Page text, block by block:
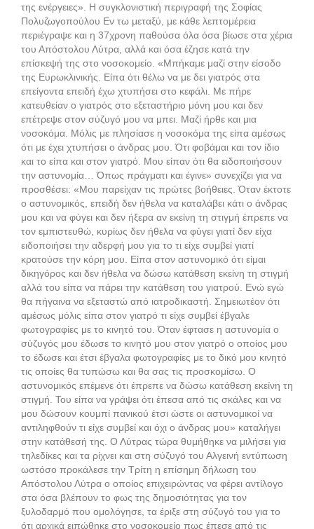
της ενέργειες». Η συγκλονιστική περιγραφή της Σοφίας
Πολυζωγοπούλου Εν τω μεταξύ, με κάθε λεπτομέρεια
περιέγραψε και η 37χρονη παθούσα όλα όσα βίωσε στα χέρια
του Απόστολου Λύτρα, αλλά και όσα έζησε κατά την
επίσκεψή της στο νοσοκομείο. «Μπήκαμε μαζί στην είσοδο
της Ευρωκλινικής. Είπα ότι θέλω να με δει γιατρός στα
επείγοντα επειδή έχω χτυπήσει στο κεφάλι. Με πήρε
κατευθείαν ο γιατρός στο εξεταστήριο μόνη μου και δεν
επέτρεψε στον σύζυγό μου να μπει. Μαζί ήρθε και μια
νοσοκόμα. Μόλις με πλησίασε η νοσοκόμα της είπα αμέσως
ότι με έχει χτυπήσει ο άνδρας μου. Ότι φοβάμαι και τον ίδιο
και το είπα και στον γιατρό. Μου είπαν ότι θα ειδοποιήσουν
την αστυνομία… Όπως πράγματι και έγινε» συνεχίζει για να
προσθέσει: «Μου παρείχαν τις πρώτες βοήθειες. Όταν έκτοτε
ο αστυνομικός, επειδή δεν ήθελα να καταλάβει κάτι ο άνδρας
μου και να φύγει και δεν ήξερα αν εκείνη τη στιγμή έπρεπε να
τον εμπιστευθώ, κυρίως δεν ήθελα να φύγει γιατί δεν είχα
ειδοποιήσει την αδερφή μου για το τι είχε συμβεί γιατί
κρατούσε την κόρη μου. Είπα στον αστυνομικό ότι είμαι
δικηγόρος και δεν ήθελα να δώσω κατάθεση εκείνη τη στιγμή
αλλά του είπα να πάρει την κατάθεση του γιατρού. Ενώ εγώ
θα πήγαινα να εξεταστώ από ιατροδικαστή. Σημειωτέον ότι
αμέσως μόλις είπα στον γιατρό τι είχε συμβεί έβγαλε
φωτογραφίες με το κινητό του. Όταν έφτασε η αστυνομία ο
σύζυγός μου έδωσε το κινητό μου στον γιατρό ο οποίος μου
το έδωσε και έτσι έβγαλα φωτογραφίες με το δικό μου κινητό
τις οποίες θα τυπώσω και θα σας τις προσκομίσω. Ο
αστυνομικός επέμενε ότι έπρεπε να δώσω κατάθεση εκείνη τη
στιγμή. Του είπα να γράψει ότι έπεσα από τις σκάλες και να
μου δώσουν κουμπί πανικού έτσι ώστε οι αστυνομικοί να
αντιληφθούν τι είχε συμβεί και όχι ο άνδρας μου» καταλήγει
στην κατάθεσή της. Ο Λύτρας τώρα θυμήθηκε να μιλήσει για
τηλεδίκες και τα ρίχνει και στη σύζυγό του Αλγεινή εντύπωση
ωστόσο προκάλεσε την Τρίτη η επίσημη δήλωση του
Απόστολου Λύτρα ο οποίος επιχειρώντας να φέρει αντίλογο
στα όσα βλέπουν το φως της δημοσιότητας για τον
ξυλοδαρμό που ομολόγησε, τα έριξε στη σύζυγό του για το
ότι αρχικά ειπώθηκε στο νοσοκομείο πως έπεσε από τις